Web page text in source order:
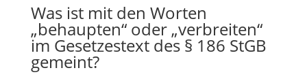
Was ist mit den Worten
„behaupten“ oder „verbreiten“
im Gesetzestext des § 186 StGB
gemeint?